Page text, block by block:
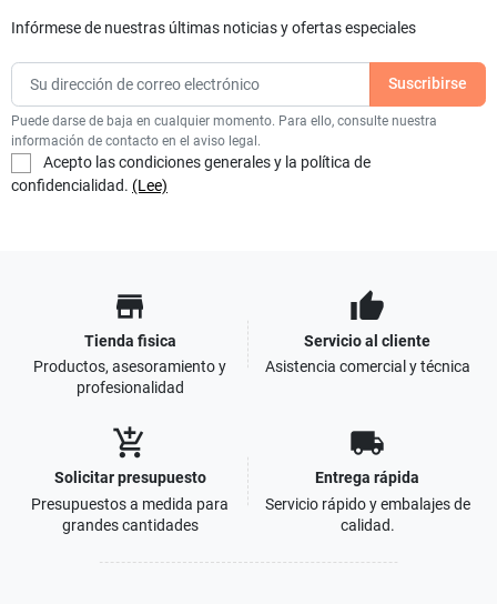
Infórmese de nuestras últimas noticias y ofertas especiales
Puede darse de baja en cualquier momento. Para ello, consulte nuestra
información de contacto en el aviso legal.
Acepto las condiciones generales y la política de
confidencialidad. (Lee)
store
Tienda fisica
Productos, asesoramiento y
profesionalidad
thumb_up
Servicio al cliente
Asistencia comercial y técnica
add_shopping_cart
Solicitar presupuesto
Presupuestos a medida para
grandes cantidades
local_shipping
Entrega rápida
Servicio rápido y embalajes de
calidad.